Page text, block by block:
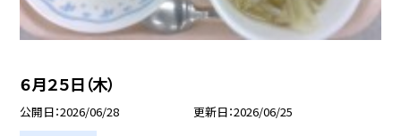
６月２５日（木）
公開日 2026/06/28 更新日 2026/06/25